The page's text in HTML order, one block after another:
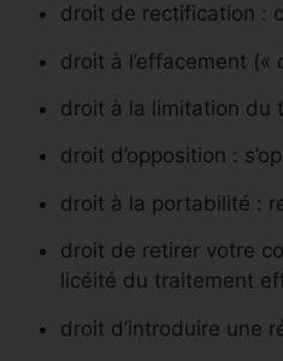
droit de rectification :
droit à l’effacement
droit à la limitation du
droit d’opposition :
droit à la portabilité :
droit de retirer votre
licéité du traitement
droit d’introduire une